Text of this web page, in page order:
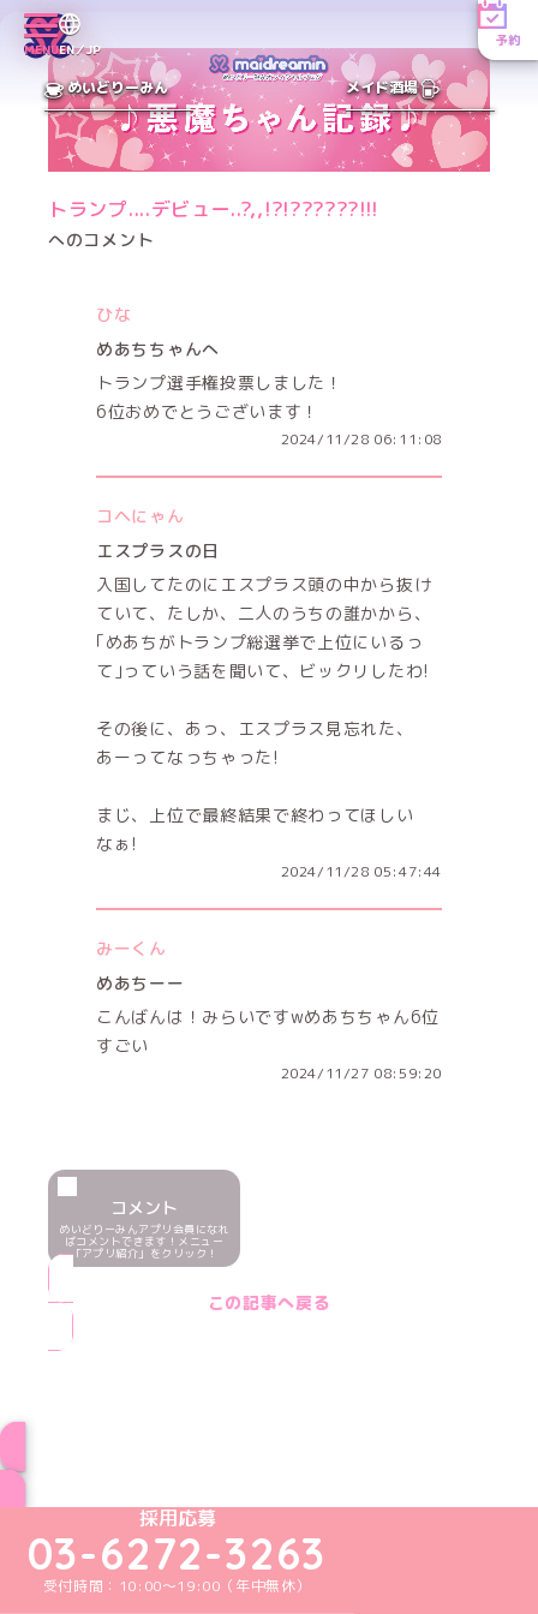
MENUEN／JP
予約
めいどりーみん メイド酒場
トランプ....デビュー..?,,!?!??????!!!
へのコメント
ひな
めあちちゃんへ
トランプ選手権投票しました！
6位おめでとうございます！
2024/11/28 06:11:08
コヘにゃん
エスプラスの日
入国してたのにエスプラス頭の中から抜け
ていて、たしか、二人のうちの誰かから、
｢めあちがトランプ総選挙で上位にいるっ
て｣っていう話を聞いて、ビックリしたわ!
その後に、あっ、エスプラス見忘れた、
あーってなっちゃった!
まじ、上位で最終結果で終わってほしい
なぁ!
2024/11/28 05:47:44
みーくん
めあちーー
こんばんは！みらいですwめあちちゃん6位
すごい
2024/11/27 08:59:20
コメント
めいどりーみんアプリ会員になれ
ばコメントできます！メニュー
「アプリ紹介」をクリック！
この記事へ戻る
めいどりーみんTikTok公式アカウント
めいどりーみんX公式アカウント
めいどりーみんInstagram公式アカウント
めいどりーみんFacebook公式アカウン
めいどりーみんYouTube公式アカ
採用応募
03-6272-3263
受付時間：10:00～19:00（年中無休）